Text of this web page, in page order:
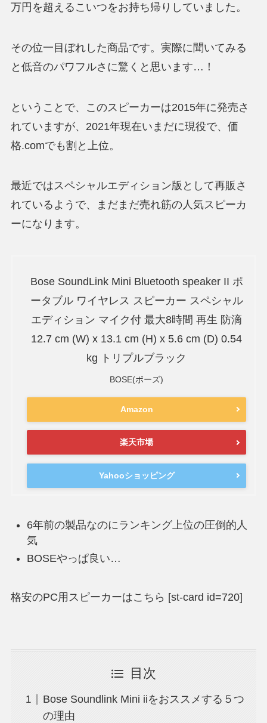
万円を超えるこいつをお持ち帰りしていました。
その位一目ぼれした商品です。実際に聞いてみる
と低音のパワフルさに驚くと思います…！
ということで、このスピーカーは2015年に発売さ
れていますが、2021年現在いまだに現役で、価
格.comでも割と上位。
最近ではスペシャルエディション版として再販さ
れているようで、まだまだ売れ筋の人気スピーカ
ーになります。
Bose SoundLink Mini Bluetooth speaker II ポ
ータブル ワイヤレス スピーカー スペシャル
エディション マイク付 最大8時間 再生 防滴
12.7 cm (W) x 13.1 cm (H) x 5.6 cm (D) 0.54
kg トリプルブラック
BOSE(ボーズ)
Amazon
楽天市場
Yahooショッピング
6年前の製品なのにランキング上位の圧倒的人
気
BOSEやっぱ良い…
格安のPC用スピーカーはこちら [st-card id=720]
目次
Bose Soundlink Mini iiをおススメする５つ
の理由